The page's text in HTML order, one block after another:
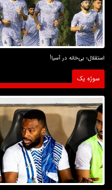
استقلال؛ بی‌خانه در آسیا!
سوژه یک